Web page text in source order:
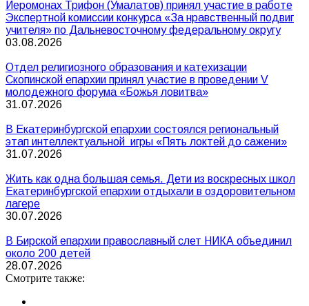
Иеромонах Трифон (Умалатов) принял участие в работе
Экспертной комиссии конкурса «За нравственный подвиг
учителя» по Дальневосточному федеральному округу
03.08.2026
Отдел религиозного образования и катехизации
Скопинской епархии принял участие в проведении V
молодежного форума «Божья ловитва»
31.07.2026
В Екатеринбургской епархии состоялся региональный
этап интеллектуальной игры «Пять локтей до сажени»
31.07.2026
Жить как одна большая семья. Дети из воскресных школ
Екатеринбургской епархии отдыхали в оздоровительном
лагере
30.07.2026
В Бирской епархии православный слет НИКА объединил
около 200 детей
28.07.2026
Смотрите также: